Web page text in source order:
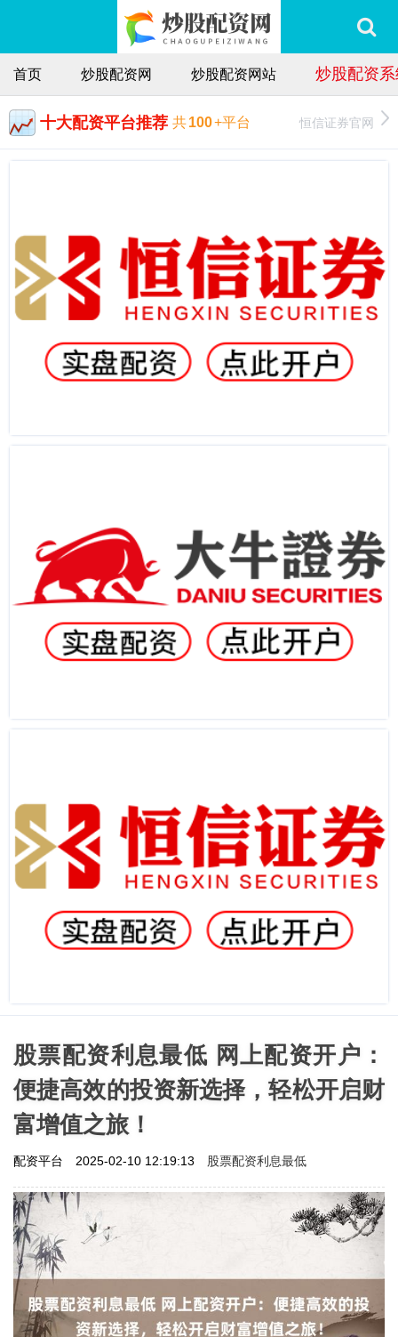
首页 炒股配资网 炒股配资网站 炒股配资
十大配资平台推荐 共100+平台 恒信证券官网
股票配资利息最低 网上配资开户：
便捷高效的投资新选择，轻松开启财
富增值之旅！
配资平台 2025-02-10 12:19:13 股票配资利息最低